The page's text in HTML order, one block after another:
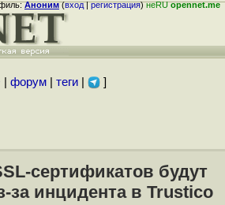
Аноним(вход|регистрация)неRUopennet.me
форум| теги| ]
сертификатов будут
за инцидента в Trustico